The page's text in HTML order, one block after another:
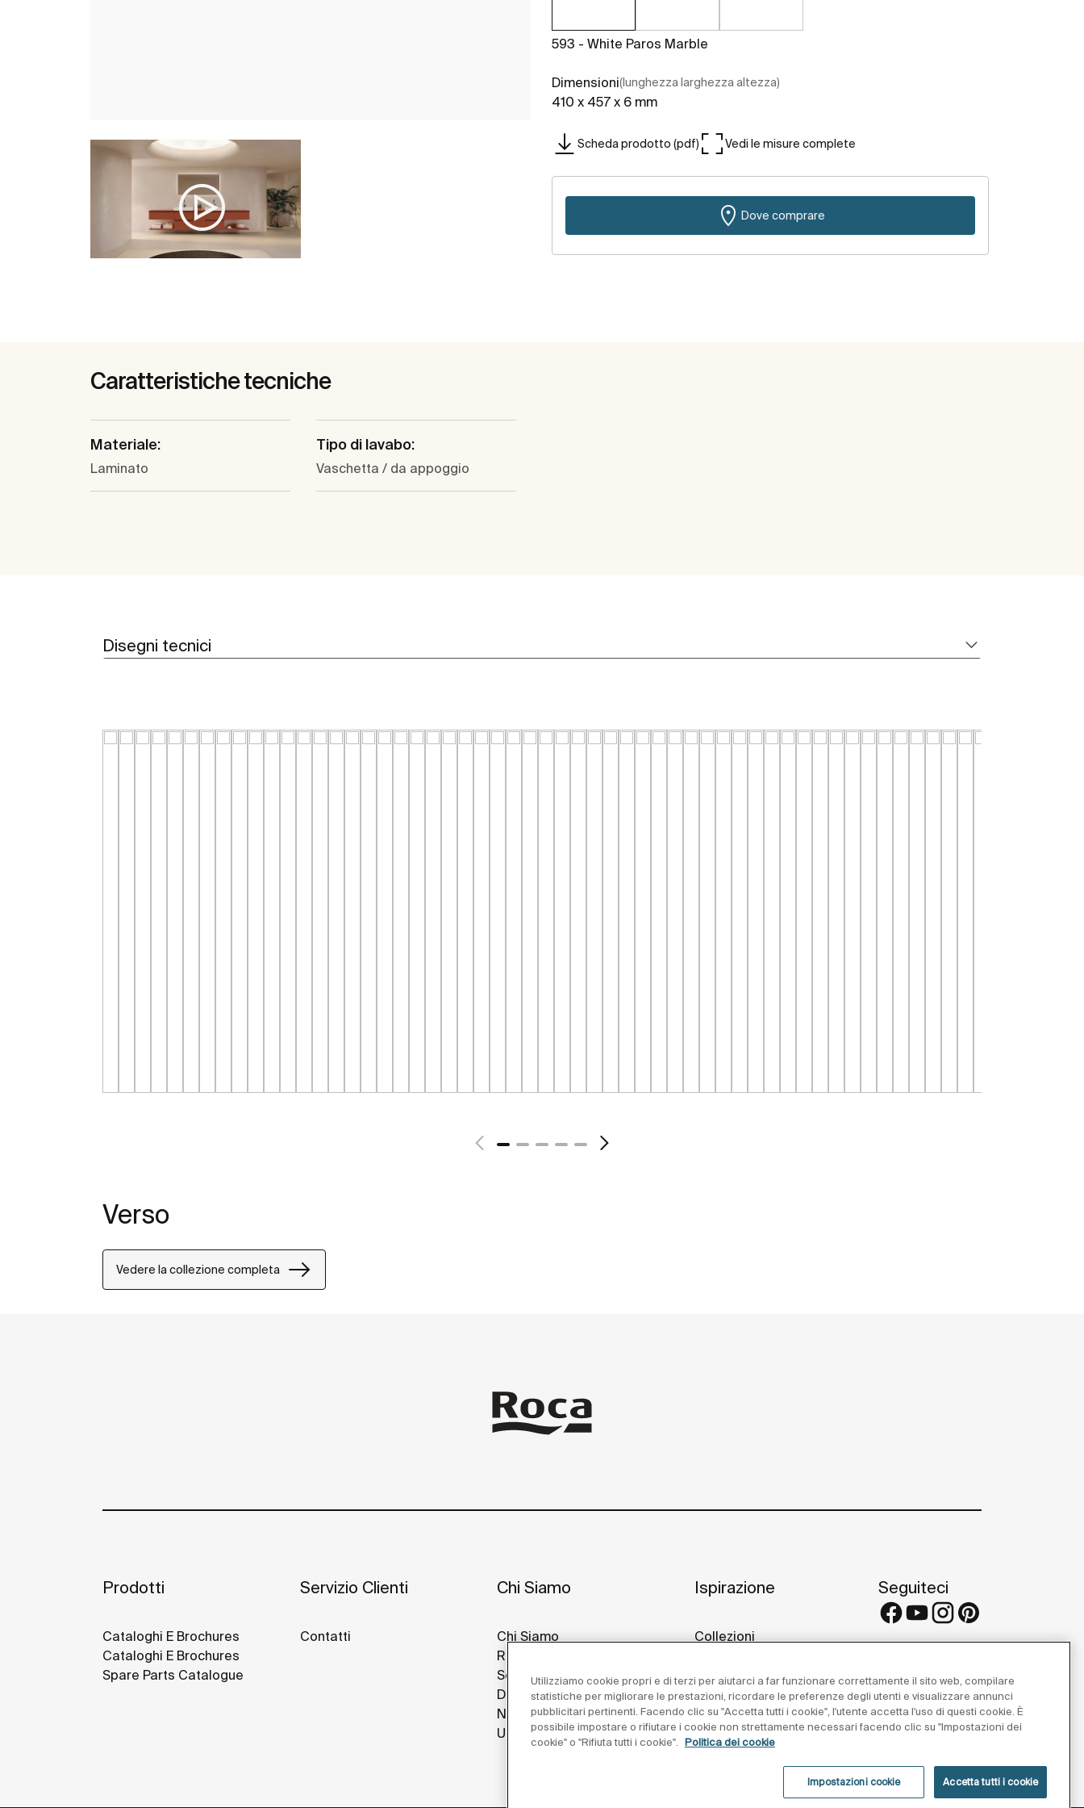
593 - White Paros Marble
Dimensioni(lunghezza larghezza altezza)
410 x 457 x 6 mm
Scheda prodotto (pdf) Vedi le misure complete
Dove comprare
Caratteristiche tecniche
Materiale:
Laminato
Tipo di lavabo:
Vaschetta / da appoggio
Disegni tecnici
Verso
Vedere la collezione completa
Prodotti
Cataloghi E Brochures
Cataloghi E Brochures
Spare Parts Catalogue
Servizio Clienti
Contatti
Chi Siamo
Chi Siamo
Roca Nel Mondo
Sostenibilità
Design E Innovazione
Notizie
Unisciti a Noi
Ispirazione
Collezioni
Progetti di riferimento
Roca Galleries
Seguiteci
Utilizziamo cookie propri e di terzi per aiutarci a far funzionare correttamente il sito web, compilare
statistiche per migliorare le prestazioni, ricordare le preferenze degli utenti e visualizzare annunci
pubblicitari pertinenti. Facendo clic su "Accetta tutti i cookie", l'utente accetta l'uso di questi cookie. È
possibile impostare o rifiutare i cookie non strettamente necessari facendo clic su "Impostazioni dei
cookie" o "Rifiuta tutti i cookie".
Politica dei cookie
Impostazioni cookie Accetta tutti i cookie